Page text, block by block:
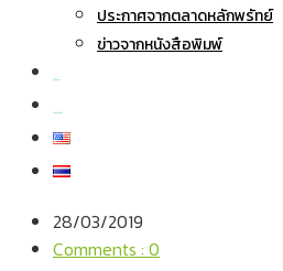
ประกาศจากตลาดหลักพรัทย์
ข่าวจากหนังสือพิมพ์
28/03/2019
Comments : 0